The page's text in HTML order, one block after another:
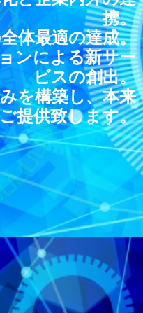
携。
体最適の達成。
ンによる新サー
ビスの創出。
を構築し、本来
提供致します。